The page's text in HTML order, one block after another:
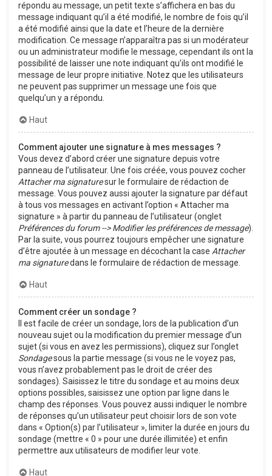
répondu au message, un petit texte s’affichera en bas du
message indiquant qu’il a été modifié, le nombre de fois qu’il
a été modifié ainsi que la date et l’heure de la dernière
modification. Ce message n’apparaîtra pas si un modérateur
ou un administrateur modifie le message, cependant ils ont la
possibilité de laisser une note indiquant qu’ils ont modifié le
message de leur propre initiative. Notez que les utilisateurs
ne peuvent pas supprimer un message une fois que
quelqu’un y a répondu.
Haut
Comment ajouter une signature à mes messages ?
Vous devez d’abord créer une signature depuis votre
panneau de l’utilisateur. Une fois créée, vous pouvez cocher
Attacher ma signaturesur le formulaire de rédaction de
message. Vous pouvez aussi ajouter la signature par défaut
à tous vos messages en activant l’option « Attacher ma
signature » à partir du panneau de l’utilisateur (onglet
Préférences du forum --> Modifier les préférences de message).
Par la suite, vous pourrez toujours empêcher une signature
d’être ajoutée à un message en décochant la case Attacher
ma signaturedans le formulaire de rédaction de message.
Haut
Comment créer un sondage ?
Il est facile de créer un sondage, lors de la publication d’un
nouveau sujet ou la modification du premier message d’un
sujet (si vous en avez les permissions), cliquez sur l’onglet
Sondagesous la partie message (si vous ne le voyez pas,
vous n’avez probablement pas le droit de créer des
sondages). Saisissez le titre du sondage et au moins deux
options possibles, saisissez une option par ligne dans le
champ des réponses. Vous pouvez aussi indiquer le nombre
de réponses qu’un utilisateur peut choisir lors de son vote
dans « Option(s) par l’utilisateur », limiter la durée en jours du
sondage (mettre « 0 » pour une durée illimitée) et enfin
permettre aux utilisateurs de modifier leur vote.
Haut